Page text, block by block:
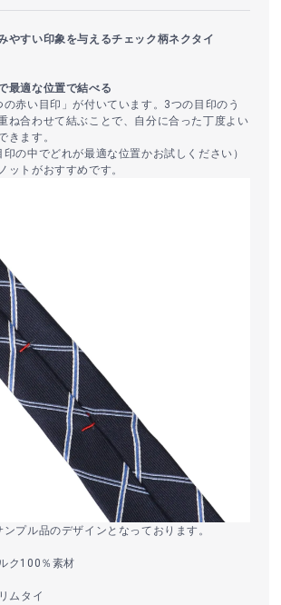
やすい印象を与えるチェック柄ネクタイ
最適な位置で結べる
赤い目印」が付いています。3つの目印のう
ね合わせて結ぶことで、自分に合った丁度よい
きます。
印の中でどれが最適な位置かお試しください）
ットがおすすめです。
プル品のデザインとなっております。
ク100％素材
ムタイ